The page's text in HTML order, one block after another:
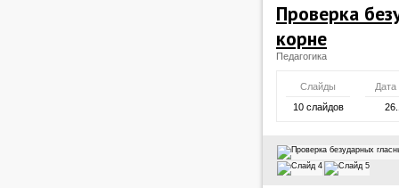
Проверка
корне
Педагогика
Слайды
Дата
10 слайдов